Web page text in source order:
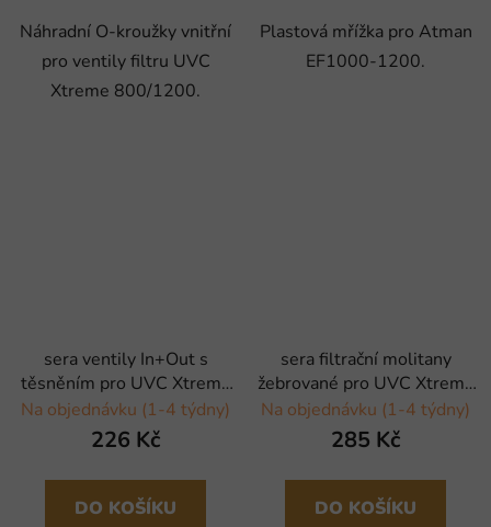
Náhradní O-kroužky vnitřní
pro ventily filtru UVC
Xtreme 800/1200.
Plastová mřížka pro Atman
EF1000-1200.
sera ventily In+Out s
těsněním pro UVC Xtreme
800 - 2 ks
Na objednávku (1-4 týdny)
226 Kč
DO KOŠÍKU
sera filtrační molitany
žebrované pro UVC Xtreme
800/1200 - 2 ks
Na objednávku (1-4 týdny)
285 Kč
DO KOŠÍKU